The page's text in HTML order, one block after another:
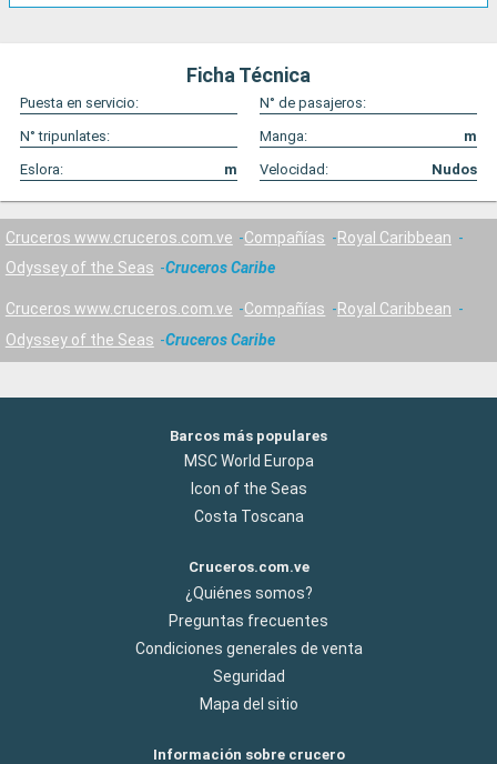
Ficha Técnica
Puesta en servicio:
N° de pasajeros:
N° tripunlates:
Manga:
m
Eslora:
m Velocidad: Nudos
Cruceros www.cruceros.com.ve Compañías
Royal Caribbean
Odyssey of the Seas
Cruceros Caribe
Cruceros www.cruceros.com.ve Compañías
Royal Caribbean
Odyssey of the Seas
Cruceros Caribe
Barcos más populares
MSC World Europa
Icon of the Seas
Costa Toscana
Cruceros.com.ve
¿Quiénes somos?
Preguntas frecuentes
Condiciones generales de venta
Seguridad
Mapa del sitio
Información sobre crucero